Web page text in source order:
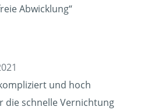
Abwicklung“
und hoch
die schnelle Vernichtung